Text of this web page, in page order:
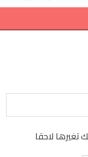
تغيرها لاحقا